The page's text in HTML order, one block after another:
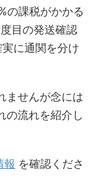
の課税がかかる
目の発送確認
に通関を分け
ませんが念には
の流れを紹介し
報 を確認くださ